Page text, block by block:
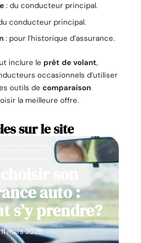
: du conducteur principal.
conducteur principal.
: pour l’historique d’assurance.
inclure le prêt de volant,
occasionnels d’utiliser
outils de comparaison
la meilleure offre.
sur le site
son
auto :
s’y prendre?
11 mars 2026